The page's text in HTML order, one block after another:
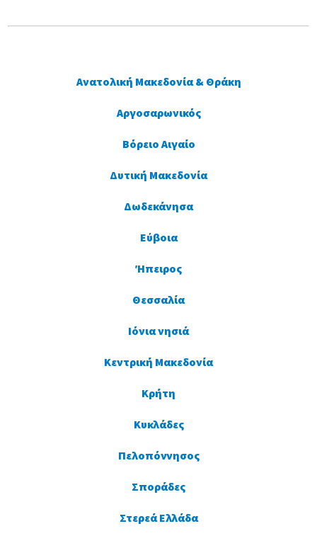
Ανατολική Μακεδονία & Θράκη
Αργοσαρωνικός
Βόρειο Αιγαίο
Δυτική Μακεδονία
Δωδεκάνησα
Εύβοια
Ήπειρος
Θεσσαλία
Ιόνια νησιά
Κεντρική Μακεδονία
Κρήτη
Κυκλάδες
Πελοπόννησος
Σποράδες
Στερεά Ελλάδα